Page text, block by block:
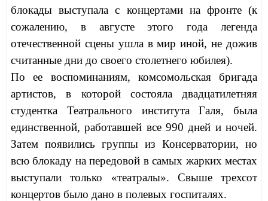
блокады выступала с концертами на фронте (к
сожалению, в августе этого года легенда
отечественной сцены ушла в мир иной, не дожив
считанные дни до своего столетнего юбилея).
По ее воспоминаниям, комсомольская бригада
артистов, в которой состояла двадцатилетняя
студентка Театрального института Галя, была
единственной, работавшей все 990 дней и ночей.
Затем появились группы из Консерватории, но
всю блокаду на передовой в самых жарких местах
выступали только «театралы». Свыше трехсот
концертов было дано в полевых госпиталях.